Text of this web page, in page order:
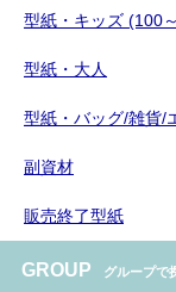
型紙・キッズ (100
型紙・大人
型紙・バッグ/雑貨/
副資材
販売終了型紙
GROUP グループで